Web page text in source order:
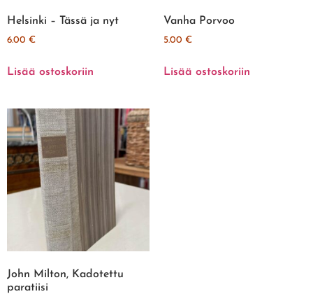
Helsinki – Tässä ja nyt
6.00 €
Lisää ostoskoriin
Vanha Porvoo
5.00 €
Lisää ostoskoriin
John Milton, Kadotettu
paratiisi